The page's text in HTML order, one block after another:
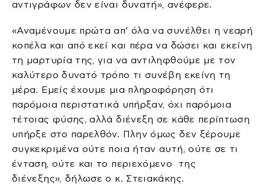
αντιγράφων δεν είναι δυνατή», ανέφερε.
«Αναμένουμε πρώτα απ’ όλα να συνέλθει η νεαρή
κοπέλα και από εκεί και πέρα να δώσει και εκείνη
τη μαρτυρία της, για να αντιληφθούμε με τον
καλύτερο δυνατό τρόπο τι συνέβη εκείνη τη
μέρα. Εμείς έχουμε μια πληροφόρηση ότι
παρόμοια περιστατικά υπήρξαν, όχι παρόμοια
τέτοιας φύσης, αλλά διένεξη σε κάθε περίπτωση
υπήρξε στο παρελθόν. Πλην όμως δεν ξέρουμε
συγκεκριμένα ούτε ποια ήταν αυτή, ούτε σε τι
ένταση, ούτε και το περιεχόμενο της
διένεξης», δήλωσε ο κ. Στειακάκης.